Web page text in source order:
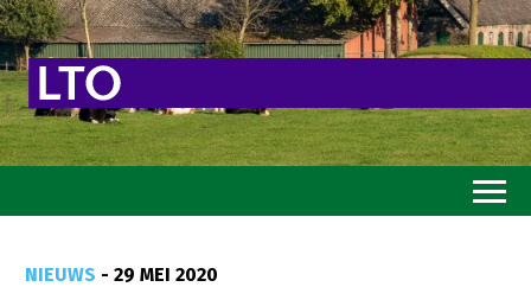
NIEUWS - 29 MEI 2020